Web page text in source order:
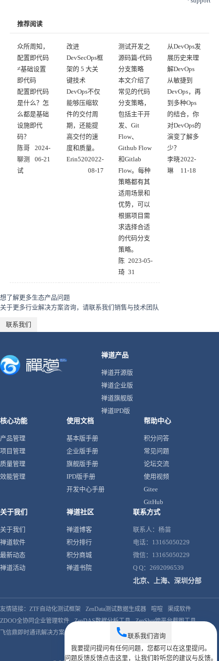
推荐阅读
众所周知，
配置即代码
≠基础设置
即代码
配置即代码
是什么？怎
么都是基础
设施即代
码？
陈哥
聊测
试
2024-
06-21
改进
DevSecOps框
架的 5 大关
键技术
DevOps不仅
能够压缩软
件的交付周
期，还能提
高交付的速
度和质量。
Erin5202022-
08-17
测试开发之
源码篇-代码
分支策略
本文介绍了
常见的代码
分支策略，
包括主干开
发、Git
Flow、
Github Flow
和Gitlab
Flow。每种
策略都有其
适用场景和
优势，可以
根据项目需
求选择合适
的代码分支
策略。
陈
琦
2023-05-
31
从DevOps发
展历史来理
解DevOps
从敏捷到
DevOps，再
到多种Ops
的结合，你
对DevOps的
演变了解多
少？
李晓
琳
2022-
11-18
想了解更多生态产品问题
关于更多行业解决方案咨询，请联系我们销售与技术团队
联系我们
禅道产品
禅道开源版
禅道企业版
禅道旗舰版
禅道IPD版
核心功能
产品管理
项目管理
质量管理
效能管理
使用文档
基本版手册
企业版手册
旗舰版手册
IPD版手册
开发中心手册
帮助中心
积分问答
常见问题
论坛交流
使用视频
Gitee
GitHub
关于我们
关于我们
禅道软件
最新动态
禅道活动
禅道社区
禅道博客
积分排行
积分商城
禅道书院
联系方式
联系人：杨苗
电话：13165050229
微信：13165050229
Q Q：2692096539
北京、上海、深圳分部
友情链接： ZTF自动化测试框架 ZenData测试数据生成器 喧喧
渠成软件
ZDOO全协同企业管理软件
ZenDAS数据分析工具
ZenShot跨平台截图工具
飞信鼎即时通讯解决方案
联系我们咨询
我要提问提问有任何问题，您都可以在这里提问。
问题反馈反馈点击这里，让我们聆听您的建议与反馈。